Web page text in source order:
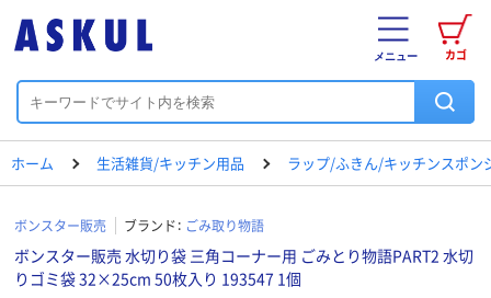
カゴ
メニュー
ホーム 生活雑貨/キッチン用品 ラップ/ふきん/キッチンスポン
ボンスター販売 ブランド： ごみ取り物語
ボンスター販売 水切り袋 三角コーナー用 ごみとり物語PART2 水切
りゴミ袋 32×25cm 50枚入り 193547 1個